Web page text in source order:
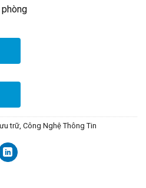
trữ Công Nghệ Thông Tin